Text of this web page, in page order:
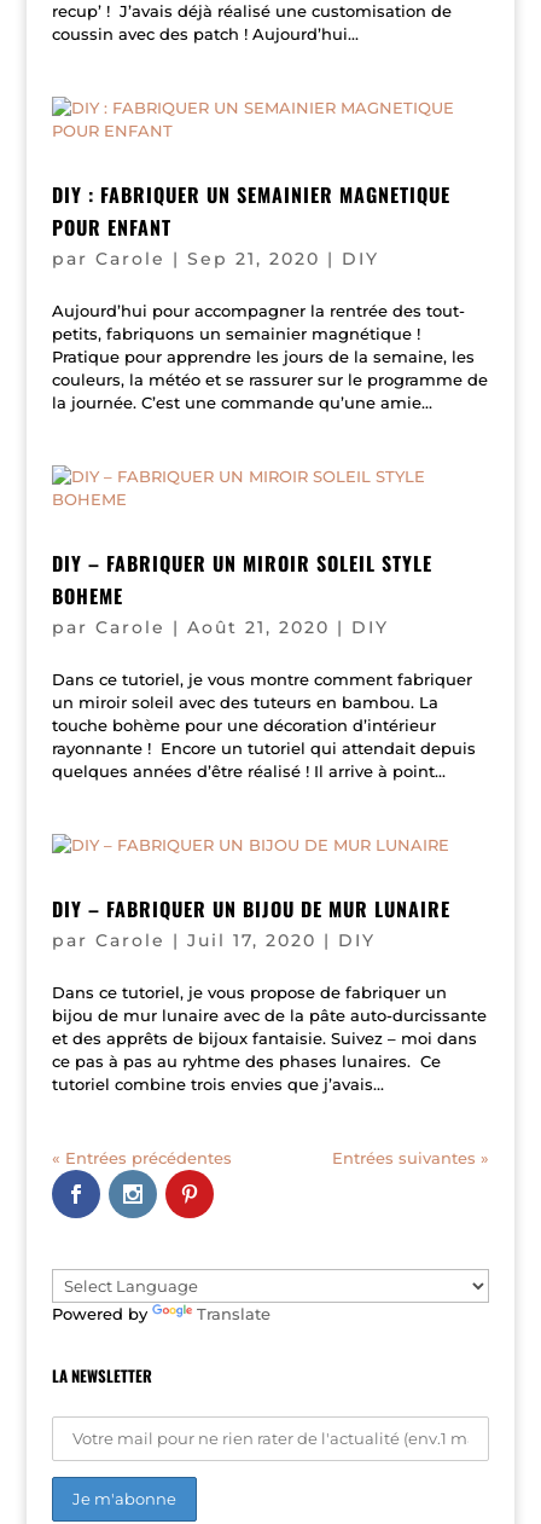
recup’ ! J’avais déjà réalisé une customisation de
coussin avec des patch ! Aujourd’hui...
DIY : FABRIQUER UN SEMAINIER MAGNETIQUE
POUR ENFANT
par Carole | Sep 21, 2020 | DIY
Aujourd’hui pour accompagner la rentrée des tout-
petits, fabriquons un semainier magnétique !
Pratique pour apprendre les jours de la semaine, les
couleurs, la météo et se rassurer sur le programme de
la journée. C’est une commande qu’une amie...
DIY – FABRIQUER UN MIROIR SOLEIL STYLE
BOHEME
par Carole | Août 21, 2020 | DIY
Dans ce tutoriel, je vous montre comment fabriquer
un miroir soleil avec des tuteurs en bambou. La
touche bohème pour une décoration d’intérieur
rayonnante ! Encore un tutoriel qui attendait depuis
quelques années d’être réalisé ! Il arrive à point...
DIY – FABRIQUER UN BIJOU DE MUR LUNAIRE
par Carole | Juil 17, 2020 | DIY
Dans ce tutoriel, je vous propose de fabriquer un
bijou de mur lunaire avec de la pâte auto-durcissante
et des apprêts de bijoux fantaisie. Suivez – moi dans
ce pas à pas au ryhtme des phases lunaires. Ce
tutoriel combine trois envies que j’avais...
« Entrées précédentes Entrées suivantes »
Powered by Translate
LA NEWSLETTER